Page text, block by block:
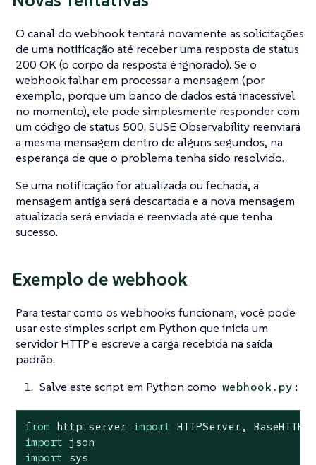
O canal do webhook tentará novamente as solicitações
de uma notificação até receber uma resposta de status
200 OK (o corpo da resposta é ignorado). Se o
webhook falhar em processar a mensagem (por
exemplo, porque um banco de dados está inacessível
no momento), ele pode simplesmente responder com
um código de status 500. SUSE Observability reenviará
a mesma mensagem dentro de alguns segundos, na
esperança de que o problema tenha sido resolvido.
Se uma notificação for atualizada ou fechada, a
mensagem antiga será descartada e a nova mensagem
atualizada será enviada e reenviada até que tenha
sucesso.
Exemplo de webhook
Para testar como os webhooks funcionam, você pode
usar este simples script em Python que inicia um
servidor HTTP e escreve a carga recebida na saída
padrão.
Salve este script em Python como webhook.py :
from http.server import
import
import sys